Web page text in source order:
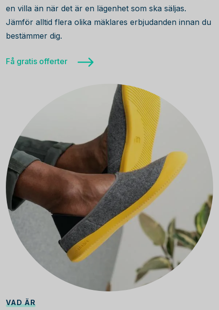
en villa än när det är en lägenhet som ska säljas.
Jämför alltid flera olika mäklares erbjudanden innan du
bestämmer dig.
Få gratis offerter
VAD ÄR